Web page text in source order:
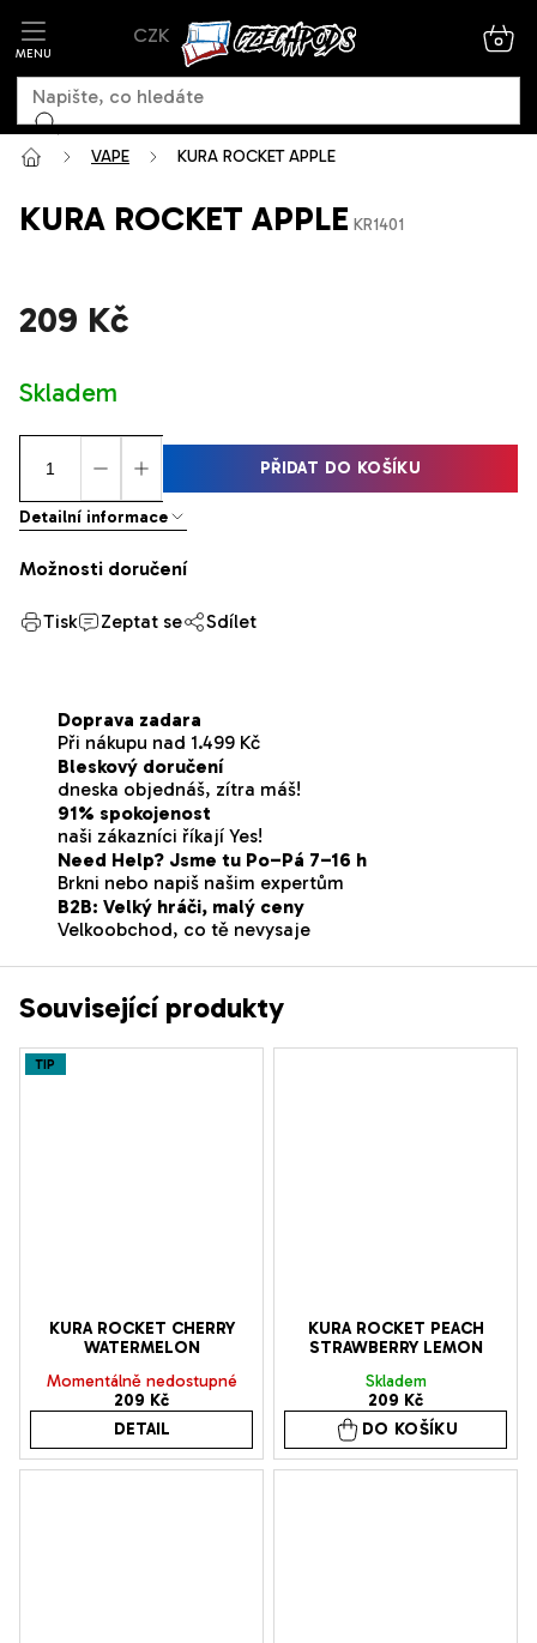
CZK
VAPE KURA ROCKET APPLE
KURA ROCKET APPLE KR1401
209 Kč
cena:
Skladem
Možnosti doručení
PŘIDAT DO KOŠÍKU
Detailní informace
Tisk Zeptat se Sdílet
Doprava zadara
Při nákupu nad 1.499 Kč
Bleskový doručení
dneska objednáš, zítra máš!
91% spokojenost
naši zákazníci říkají Yes!
Need Help? Jsme tu Po–Pá 7–16 h
Brkni nebo napiš našim expertům
B2B: Velký hráči, malý ceny
Velkoobchod, co tě nevysaje
Související produkty
TIP
KURA ROCKET CHERRY
WATERMELON
Momentálně nedostupné
209 Kč
DETAIL
KURA ROCKET PEACH
STRAWBERRY LEMON
Skladem
209 Kč
DO KOŠÍKU